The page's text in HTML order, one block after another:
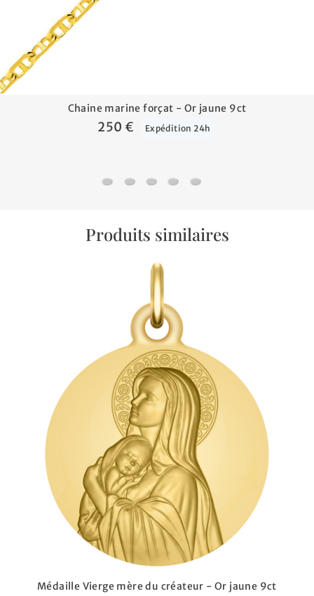
Chaine marine forçat - Or jaune 9ct
250 € Expédition 24h
Chaine marine forçat - Or jaune 9ct
Chaine forçat - Or jaune 9ct
Chaine gourmette cheval - Or
Chaine marine battue - Or
Chaine forçat
Produits similaires
Médaille Vierge mère du créateur - Or jaune 9ct